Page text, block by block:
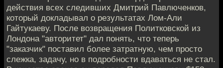
действия всех следивших Дмитрий Павлюченков,
который докладывал о результатах Лом-Али
Гайтукаеву. После возвращения Политковской из
Лондона "авторитет" дал понять, что теперь
"заказчик" поставил более затратную, чем просто
слежка, задачу, но в подробности вдаваться не стал.